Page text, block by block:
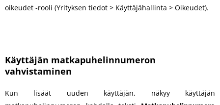
oikeudet -rooli (Yrityksen tiedot > Käyttäjähallinta > Oikeudet).
Käyttäjän matkapuhelinnumeron
vahvistaminen
Kun lisäät uuden käyttäjän, näkyy käyttäjän